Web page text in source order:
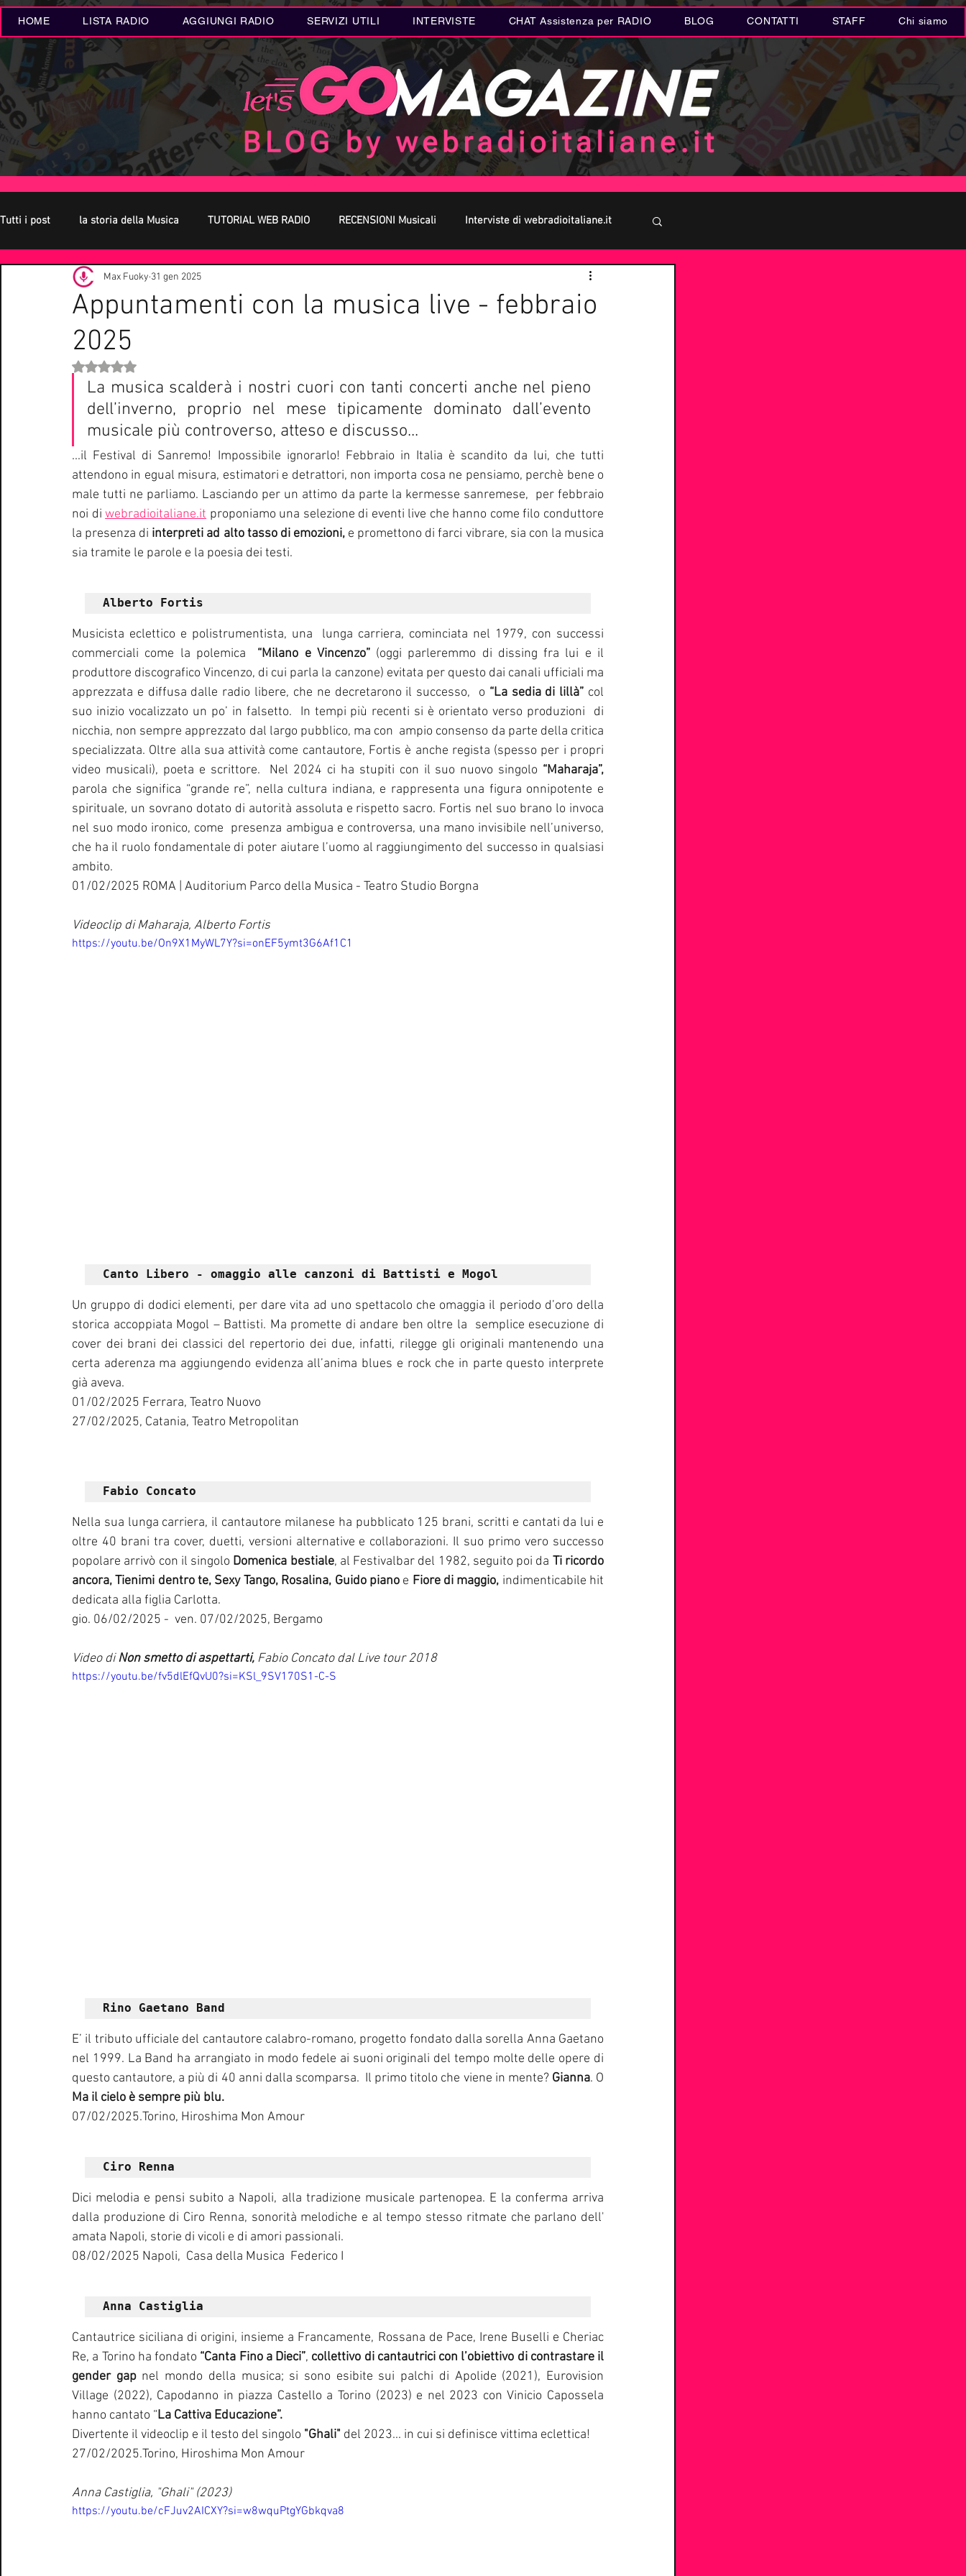
HOME LISTA RADIO AGGIUNGI RADIO SERVIZI UTILI INTERVISTE CHAT Assistenza per RADIO BLOG CONTATTI STAFF Chi siamo
Tutti i post la storia della Musica TUTORIAL WEB RADIO RECENSIONI Musicali Interviste di webradioitaliane.it
Concerti Live Eventi MUSICA Letteratura
Curiosità Radio Novità RADIO
EUROVISION SONG CONTEST Donne Biografie Riflessioni in MUSICA Servizi offerti da WRI Halloween
Notizie Musica Consigli Life Coaching Intervista alla RADIO Anniversari Sanremo
Appuntamenti con la musica live - febbraio
2025
Max Fuoky 31 gen 2025
Valutazione NaN stelle su 5.
La musica scalderà i nostri cuori con tanti concerti anche nel pieno
dell’inverno, proprio nel mese tipicamente dominato dall’evento
musicale più controverso, atteso e discusso...
...il Festival di Sanremo! Impossibile ignorarlo! Febbraio in Italia è scandito da lui, che tutti
attendono in egual misura, estimatori e detrattori, non importa cosa ne pensiamo, perchè bene o
male tutti ne parliamo. Lasciando per un attimo da parte la kermesse sanremese,  per febbraio
noi di webradioitaliane.it proponiamo una selezione di eventi live che hanno come filo conduttore
la presenza di interpreti ad alto tasso di emozioni, e promettono di farci vibrare, sia con la musica
sia tramite le parole e la poesia dei testi.
Alberto Fortis
Musicista eclettico e polistrumentista, una  lunga carriera, cominciata nel 1979, con successi
commerciali come la polemica
“Milano e Vincenzo” (oggi parleremmo di dissing fra lui e il
produttore discografico Vincenzo, di cui parla la canzone) evitata per questo dai canali ufficiali ma
apprezzata e diffusa dalle radio libere, che ne decretarono il successo,  o “La sedia di lillà” col
suo inizio vocalizzato un po’ in falsetto.  In tempi più recenti si è orientato verso produzioni  di
nicchia, non sempre apprezzato dal largo pubblico, ma con  ampio consenso da parte della critica
specializzata. Oltre alla sua attività come cantautore, Fortis è anche regista (spesso per i propri
video musicali), poeta e scrittore.  Nel 2024 ci ha stupiti con il suo nuovo singolo “Maharaja”,
parola che significa “grande re”, nella cultura indiana, e rappresenta una figura onnipotente e
spirituale, un sovrano dotato di autorità assoluta e rispetto sacro. Fortis nel suo brano lo invoca
nel suo modo ironico, come  presenza ambigua e controversa, una mano invisibile nell’universo,
che ha il ruolo fondamentale di poter aiutare l’uomo al raggiungimento del successo in qualsiasi
ambito.
01/02/2025 ROMA | Auditorium Parco della Musica - Teatro Studio Borgna
Videoclip di Maharaja, Alberto Fortis
https://youtu.be/On9X1MyWL7Y?si=onEF5ymt3G6Af1C1
Canto Libero - omaggio alle canzoni di Battisti e Mogol
Un gruppo di dodici elementi, per dare vita ad uno spettacolo che omaggia il periodo d’oro della
storica accoppiata Mogol – Battisti. Ma promette di andare ben oltre la  semplice esecuzione di
cover dei brani dei classici del repertorio dei due, infatti, rilegge gli originali mantenendo una
certa aderenza ma aggiungendo evidenza all’anima blues e rock che in parte questo interprete
già aveva.
01/02/2025 Ferrara, Teatro Nuovo
27/02/2025, Catania, Teatro Metropolitan
Fabio Concato
Nella sua lunga carriera, il cantautore milanese ha pubblicato 125 brani, scritti e cantati da lui e
oltre 40 brani tra cover, duetti, versioni alternative e collaborazioni. Il suo primo vero successo
popolare arrivò con il singolo Domenica bestiale, al Festivalbar del 1982, seguito poi da Ti ricordo
ancora, Tienimi dentro te, Sexy Tango, Rosalina, Guido piano e Fiore di maggio, indimenticabile hit
dedicata alla figlia Carlotta.
gio. 06/02/2025 -  ven. 07/02/2025, Bergamo
Video di Non smetto di aspettarti, Fabio Concato dal Live tour 2018
https://youtu.be/fv5dlEfQvU0?si=KSl_9SV170S1-C-S
Rino Gaetano Band
E’ il tributo ufficiale del cantautore calabro-romano, progetto fondato dalla sorella Anna Gaetano
nel 1999. La Band ha arrangiato in modo fedele ai suoni originali del tempo molte delle opere di
questo cantautore, a più di 40 anni dalla scomparsa.  Il primo titolo che viene in mente? Gianna
Ma il cielo è sempre più blu.
07/02/2025.Torino, Hiroshima Mon Amour
Ciro Renna
Dici melodia e pensi subito a Napoli, alla tradizione musicale partenopea. E la conferma arriva
dalla produzione di Ciro Renna, sonorità melodiche e al tempo stesso ritmate che parlano dell'
amata Napoli, storie di vicoli e di amori passionali.
08/02/2025 Napoli,  Casa della Musica  Federico I
Anna Castiglia
Cantautrice siciliana di origini, insieme a Francamente, Rossana de Pace, Irene Buselli e Cheriac
Re, a Torino ha fondato “Canta Fino a Dieci”, collettivo di cantautrici con l’obiettivo di contrastare il
gender gap nel mondo della musica; si sono esibite sui palchi di Apolide (2021), Eurovision
Village (2022), Capodanno in piazza Castello a Torino (2023) e nel 2023 con Vinicio Capossela
hanno cantato “La Cattiva Educazione”.
Divertente il videoclip e il testo del singolo "Ghali" del 2023... in cui si definisce vittima eclettica!
27/02/2025.Torino, Hiroshima Mon Amour
Anna Castiglia, "Ghali" (2023)
https://youtu.be/cFJuv2AICXY?si=w8wquPtgYGbkqva8